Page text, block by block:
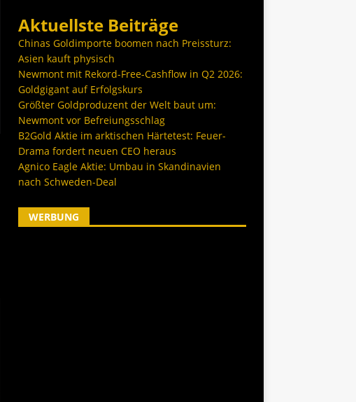
Aktuellste Beiträge
Chinas Goldimporte boomen nach Preissturz:
Asien kauft physisch
Newmont mit Rekord-Free-Cashflow in Q2 2026:
Goldgigant auf Erfolgskurs
Größter Goldproduzent der Welt baut um:
Newmont vor Befreiungsschlag
B2Gold Aktie im arktischen Härtetest: Feuer-
Drama fordert neuen CEO heraus
Agnico Eagle Aktie: Umbau in Skandinavien
nach Schweden-Deal
WERBUNG